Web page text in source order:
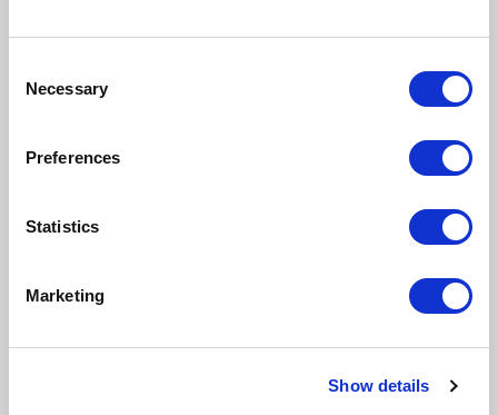
Selection
Necessary
Preferences
Statistics
Marketing
Show details
Komentarze (0)
Sortuj
Nie ma tutaj jeszcze żadnego
komentarza, bądź pierwszy!